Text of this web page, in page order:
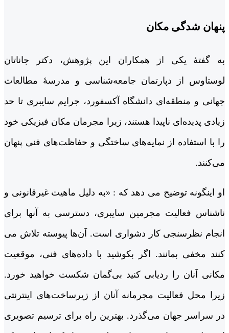
پنهان شدگی مکان
به گفتۀ یکی از همکاران این پژوهش، دکتر جاناتان
لوستاوس از دپارتمان جامعه‌شناسی و مدرسۀ مطالعات
جهانی و منطقه‌ای دانشگاه آکسفورد، جرایم سایبری تا حد
زیادی پدیده‌ای ناپیدا هستند، زیرا مجرمان مکان فیزیکی خود
را با استفاده از نمایه‌های ساختگی و حفاظت‌های فنی پنهان
می‌کنند.
او اینگونه توضیح می دهد که : «به دلیل ماهیت غیرقانونی و
ناشناس فعالیت‌ مجرمین سایبری، دسترسی به آنها برای
انجام نظرسنجی کار دشواری است. آن‌ها پیوسته تلاش می
کنند مخفی بمانند. اگر بکوشید با داده‌های فنی، موقعیت
مکانی آنان را ردیابی کنید بی‌گمان شکست خواهید خورد.
زیرا محل فعالیت مجرمانه آنان از زیرساخت‌های اینترنتی
در سراسر جهان می‌گذرد. بهترین راه برای ترسیم تصویری